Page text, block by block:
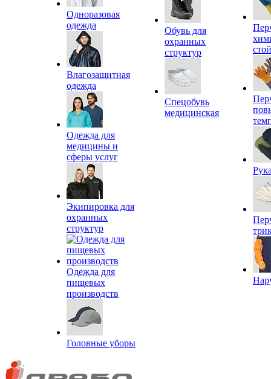
Одноразовая
одежда
Влагозащитная
одежда
Одежда для
медицины и
сферы услуг
Экипировка для
охранных
структур
Одежда для
пищевых
производств
Головные уборы
Обувь для
охранных
структур
Спецобувь
медицинская